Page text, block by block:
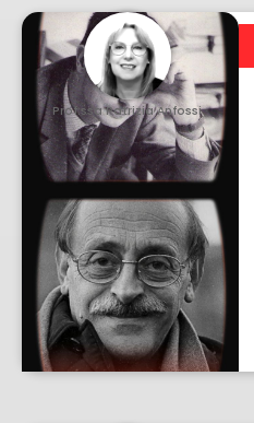
Prof.ssa Patrizia Anfossi